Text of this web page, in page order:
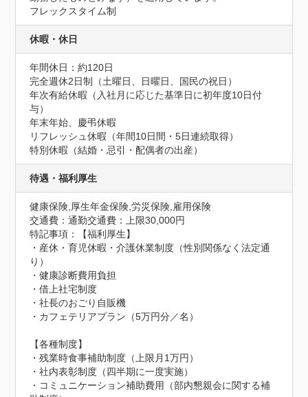
フレックスタイム制
休暇・休日
年間休日：約120日
完全週休2日制（土曜日、日曜日、国民の祝日）
年次有給休暇（入社月に応じた基準日に初年度10日付
与）
年末年始、慶弔休暇
リフレッシュ休暇（年間10日間・5日連続取得）
特別休暇（結婚・忌引・配偶者の出産）
待遇・福利厚生
健康保険,厚生年金保険,労災保険,雇用保険
交通費：通勤交通費：上限30,000円
特記事項：【福利厚生】
・産休・育児休暇・介護休業制度（性別関係なく法定通
り）
・健康診断費用負担
・借上社宅制度
・社長のおごり自販機
・カフェテリアプラン（5万円分／名）
【各種制度】
・残業時食事補助制度（上限月1万円）
・社内表彰制度（四半期に一度実施）
・コミュニケーション補助費用（部内懇親会に関する補